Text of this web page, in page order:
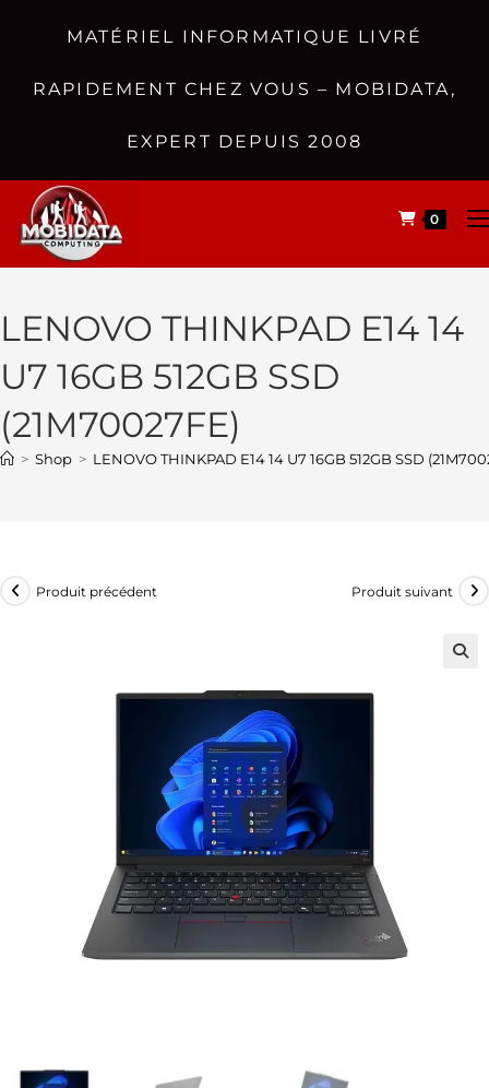
MATÉRIEL INFORMATIQUE LIVRÉ
RAPIDEMENT CHEZ VOUS – MOBIDATA,
EXPERT DEPUIS 2008
0
LENOVO THINKPAD E14 14
U7 16GB 512GB SSD
(21M70027FE)
> Shop > LENOVO THINKPAD E14 14 U7 16GB 512GB SSD
Produit précédent Produit suivant